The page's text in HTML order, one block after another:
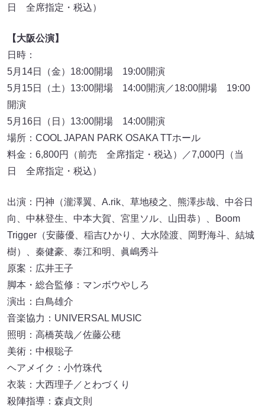
日 全席指定・税込）
【大阪公演】
日時：
5月14日（金）18:00開場 19:00開演
5月15日（土）13:00開場 14:00開演／18:00開場 19:00
開演
5月16日（日）13:00開場 14:00開演
場所：COOL JAPAN PARK OSAKA TTホール
料金：6,800円（前売 全席指定・税込）／7,000円（当
日 全席指定・税込）
出演：円神（瀧澤翼、A.rik、草地稜之、熊澤歩哉、中谷日
向、中林登生、中本大賀、宮里ソル、山田恭）、Boom
Trigger（安藤優、稲吉ひかり、大水陸渡、岡野海斗、結城
樹）、秦健豪、泰江和明、眞嶋秀斗
原案：広井王子
脚本・総合監修：マンボウやしろ
演出：白鳥雄介
音楽協力：UNIVERSAL MUSIC
照明：高橋英哉／佐藤公穂
美術：中根聡子
ヘアメイク：小竹珠代
衣装：大西理子／とわづくり
殺陣指導：森貞文則